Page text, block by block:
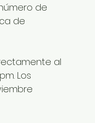
de
de
al
Los